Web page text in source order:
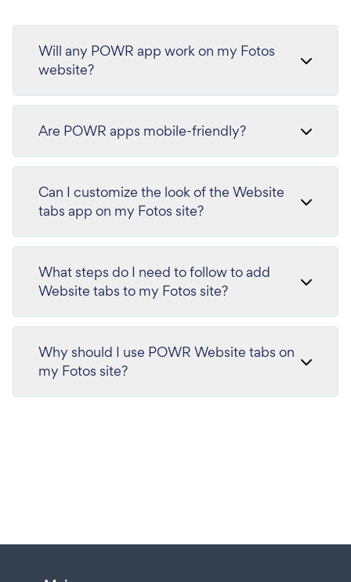
Will any POWR app work on my Fotos
website?
Are POWR apps mobile-friendly?
Can I customize the look of the Website
tabs app on my Fotos site?
What steps do I need to follow to add
Website tabs to my Fotos site?
Why should I use POWR Website tabs on
my Fotos site?